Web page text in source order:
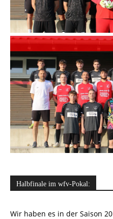
Halbfinale im wfv-Pokal:
Wir haben es in der Saison